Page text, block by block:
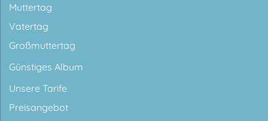
Muttertag
Vatertag
Großmuttertag
Günstiges Album
Unsere Tarife
Preisangebot